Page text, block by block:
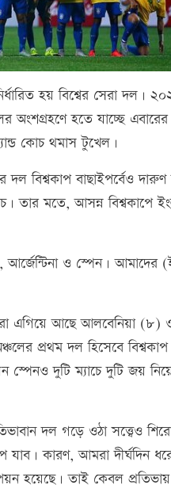
হয় বিশ্বের সেরা দল।
অংশগ্রহণে হতে যাচ্ছে
কোচ থমাস টুখেল।
দল বিশ্বকাপ বাছাইপর্বেও
মতে, আসন্ন বিশ্বকাপে
আর্জেন্টিনা ও স্পেন। আমাদের
এগিয়ে আছে আলবেনিয়া (৮)
প্রথম দল হিসেবে বিশ্বকাপ
স্পেনও দুটি ম্যাচে দুটি জয়
দল গড়ে ওঠা সত্ত্বেও
যাব। কারণ, আমরা দীর্ঘদিন
হয়েছে। তাই কেবল